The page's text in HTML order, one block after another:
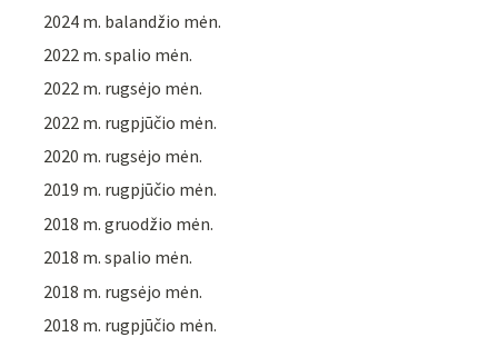
2024 m. balandžio mėn.
2022 m. spalio mėn.
2022 m. rugsėjo mėn.
2022 m. rugpjūčio mėn.
2020 m. rugsėjo mėn.
2019 m. rugpjūčio mėn.
2018 m. gruodžio mėn.
2018 m. spalio mėn.
2018 m. rugsėjo mėn.
2018 m. rugpjūčio mėn.